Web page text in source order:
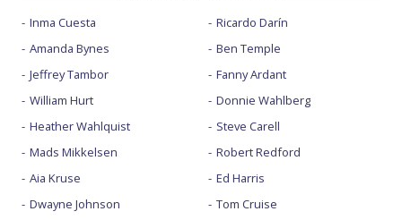
Inma Cuesta
Amanda Bynes
Jeffrey Tambor
William Hurt
Heather Wahlquist
Mads Mikkelsen
Aia Kruse
Dwayne Johnson
Ricardo Darín
Ben Temple
Fanny Ardant
Donnie Wahlberg
Steve Carell
Robert Redford
Ed Harris
Tom Cruise